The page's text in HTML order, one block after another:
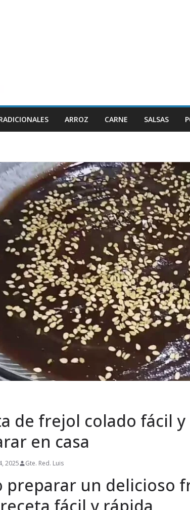
ARROZ CARNE SALSAS
de frejol colado fácil
en casa
2025 Gte. Red. Luis
preparar un delicioso